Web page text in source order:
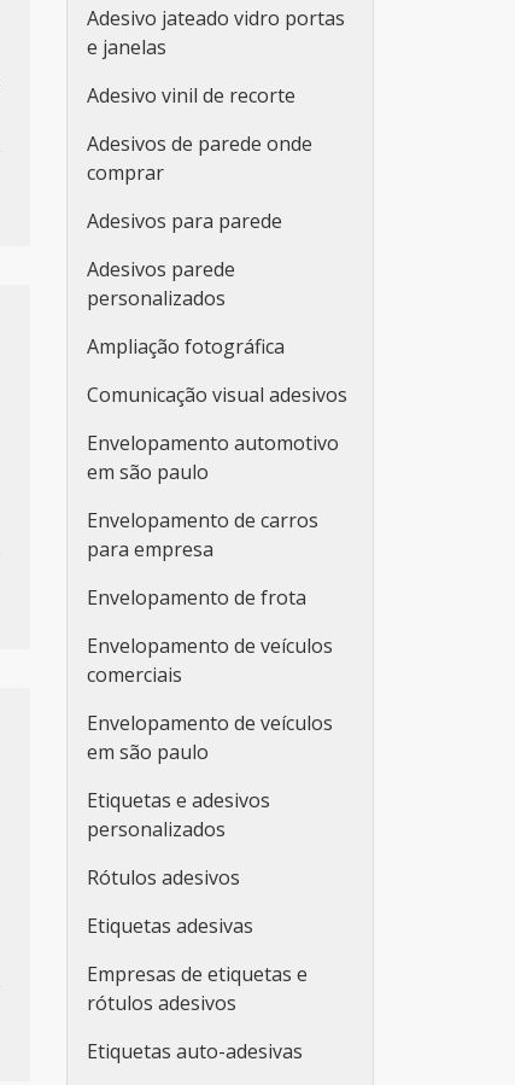
Adesivo jateado vidro portas
e janelas
Adesivo vinil de recorte
Adesivos de parede onde
comprar
Adesivos para parede
Adesivos parede
personalizados
Ampliação fotográfica
Comunicação visual adesivos
Envelopamento automotivo
em são paulo
Envelopamento de carros
para empresa
Envelopamento de frota
Envelopamento de veículos
comerciais
Envelopamento de veículos
em são paulo
Etiquetas e adesivos
personalizados
Rótulos adesivos
Etiquetas adesivas
Empresas de etiquetas e
rótulos adesivos
Etiquetas auto-adesivas